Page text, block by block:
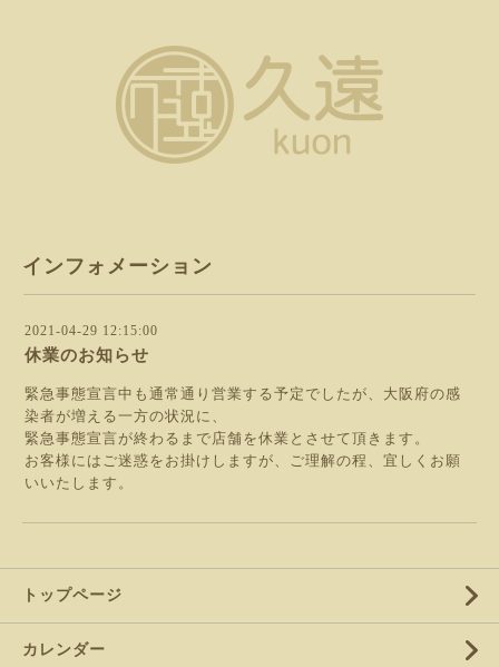
インフォメーション
2021-04-29 12:15:00
休業のお知らせ
緊急事態宣言中も通常通り営業する予定でしたが、大阪府の感
染者が増える一方の状況に、
緊急事態宣言が終わるまで店舗を休業とさせて頂きます。
お客様にはご迷惑をお掛けしますが、ご理解の程、宜しくお願
いいたします。
トップページ
カレンダー